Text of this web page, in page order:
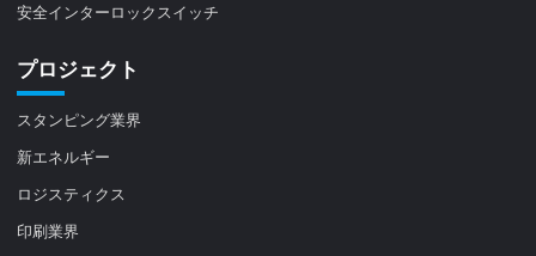
安全インターロックスイッチ
プロジェクト
スタンピング業界
新エネルギー
ロジスティクス
印刷業界